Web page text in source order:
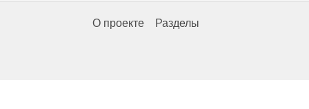
О проекте Разделы